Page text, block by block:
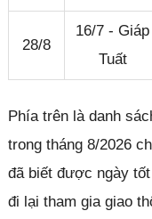
28/8
16/7 - Giáp
Tuất
Phía trên là danh
trong tháng 8/2026
đã biết được ngày
đi lại tham gia giao